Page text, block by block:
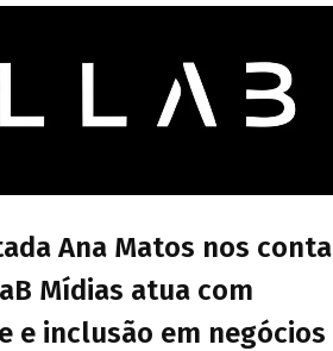
Ana Matos nos conta
Mídias atua com
e inclusão em negócios